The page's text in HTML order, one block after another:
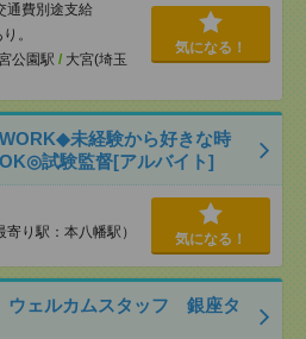
通費別途支給
。
公園駅 / 大宮(埼玉
気になる！
未経験から好きな時
試験監督[アルバイト]
り駅：本八幡駅） 気になる！
ウェルカムスタッフ 銀座タ